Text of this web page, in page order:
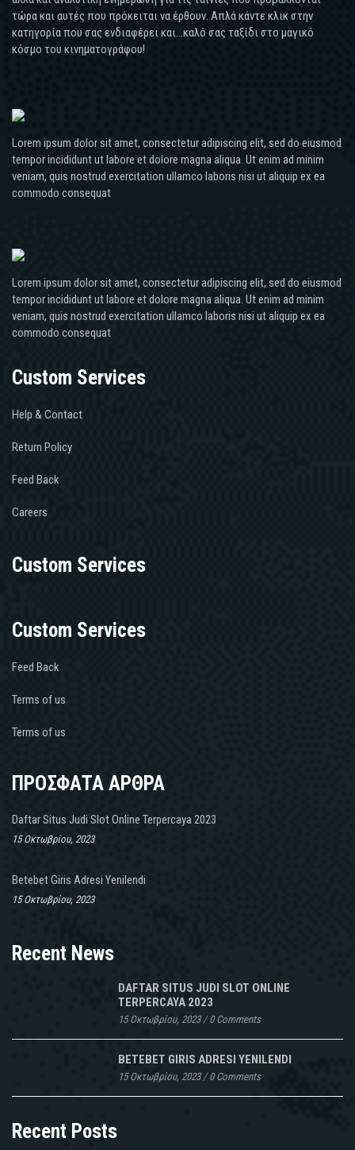
τώρα και αυτές που πρόκειται να έρθουν. Απλά κάντε κλικ στην
κατηγορία που σας ενδιαφέρει και...καλό σας ταξίδι στο μαγικό
κόσμο του κινηματογράφου!
Lorem ipsum dolor sit amet, consectetur adipiscing elit, sed do eiusmod
tempor incididunt ut labore et dolore magna aliqua. Ut enim ad minim
veniam, quis nostrud exercitation ullamco laboris nisi ut aliquip ex ea
commodo consequat
Lorem ipsum dolor sit amet, consectetur adipiscing elit, sed do eiusmod
tempor incididunt ut labore et dolore magna aliqua. Ut enim ad minim
veniam, quis nostrud exercitation ullamco laboris nisi ut aliquip ex ea
commodo consequat
Custom Services
Help & Contact
Return Policy
Feed Back
Careers
Custom Services
Custom Services
Feed Back
Terms of us
Terms of us
ΠΡΟΣΦΑΤΑ ΑΡΘΡΑ
Daftar Situs Judi Slot Online Terpercaya 2023
15 Οκτωβρίου, 2023
Betebet Giris Adresi Yenilendi
15 Οκτωβρίου, 2023
Recent News
DAFTAR SITUS JUDI SLOT ONLINE
TERPERCAYA 2023
15 Οκτωβρίου, 2023/0 Comments
BETEBET GIRIS ADRESI YENILENDI
15 Οκτωβρίου, 2023/0 Comments
Recent Posts